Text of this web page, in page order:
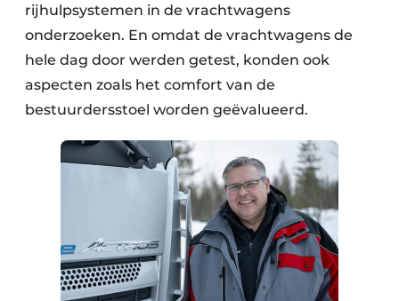
rijhulpsystemen in de vrachtwagens
onderzoeken. En omdat de vrachtwagens de
hele dag door werden getest, konden ook
aspecten zoals het comfort van de
bestuurdersstoel worden geëvalueerd.